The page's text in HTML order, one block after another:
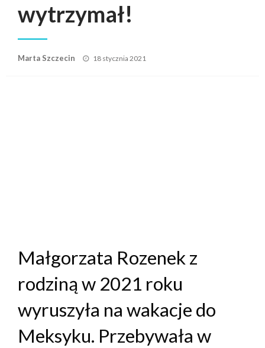
wytrzymał!
Marta Szczecin
Posted
18 stycznia 2021
Małgorzata Rozenek z
rodziną w 2021 roku
wyruszyła na wakacje do
Meksyku. Przebywała w